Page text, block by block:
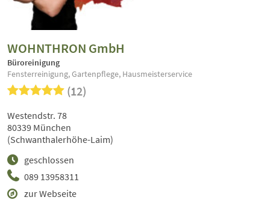
WOHNTHRON GmbH
Büroreinigung
Fensterreinigung, Gartenpflege, Hausmeisterservice
(12)
089 13958311
zur Webseite
geschlossen
Westendstr. 78
80339 München
(Schwanthalerhöhe-Laim)